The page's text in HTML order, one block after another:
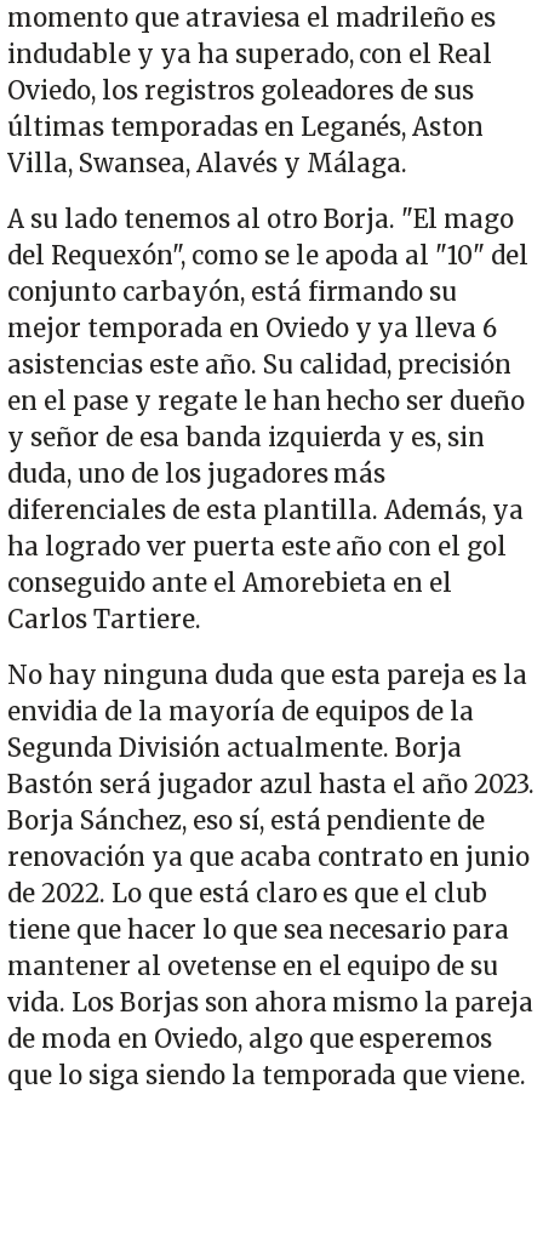
momento que atraviesa el madrileño es
indudable y ya ha superado, con el Real
Oviedo, los registros goleadores de sus
últimas temporadas en Leganés, Aston
Villa, Swansea, Alavés y Málaga.
A su lado tenemos al otro Borja. "El mago
del Requexón", como se le apoda al "10" del
conjunto carbayón, está firmando su
mejor temporada en Oviedo y ya lleva 6
asistencias este año. Su calidad, precisión
en el pase y regate le han hecho ser dueño
y señor de esa banda izquierda y es, sin
duda, uno de los jugadores más
diferenciales de esta plantilla. Además, ya
ha logrado ver puerta este año con el gol
conseguido ante el Amorebieta en el
Carlos Tartiere.
No hay ninguna duda que esta pareja es la
envidia de la mayoría de equipos de la
Segunda División actualmente. Borja
Bastón será jugador azul hasta el año 2023.
Borja Sánchez, eso sí, está pendiente de
renovación ya que acaba contrato en junio
de 2022. Lo que está claro es que el club
tiene que hacer lo que sea necesario para
mantener al ovetense en el equipo de su
vida. Los Borjas son ahora mismo la pareja
de moda en Oviedo, algo que esperemos
que lo siga siendo la temporada que viene.